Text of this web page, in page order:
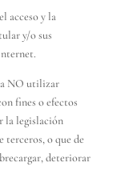
acceso y la
y/o sus
NO utilizar
fines o efectos
la legislación
terceros, o que de
deteriorar